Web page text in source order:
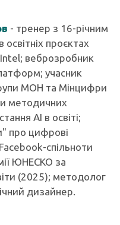
- тренер з 16-річним
освітніх проєктах
веброзробник
учасник
МОН та Мінцифри
методичних
AI в освіті;
про цифрові
спільноти
ЮНЕСКО за
(2025); методолог
дизайнер.